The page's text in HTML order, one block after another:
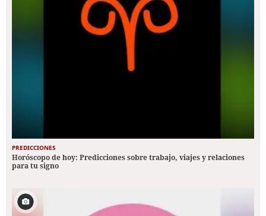
PREDICCIONES
Horóscopo de hoy: Predicciones sobre trabajo, viajes y relaciones
para tu signo